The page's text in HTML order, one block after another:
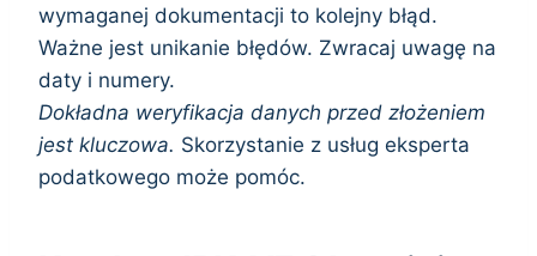
wymaganej dokumentacji to kolejny błąd.
Ważne jest unikanie błędów. Zwracaj uwagę na
daty i numery.
Dokładna weryfikacja danych przed złożeniem
jest kluczowa. Skorzystanie z usług eksperta
podatkowego może pomóc.